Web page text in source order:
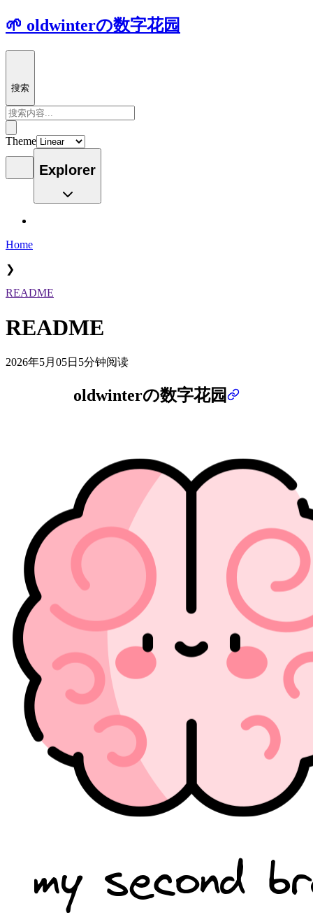
🌱 oldwinterの数字花园
搜索
Theme
Explorer
Home
❯
README
README
2026年5月05日 5分钟阅读
oldwinterの数字花园